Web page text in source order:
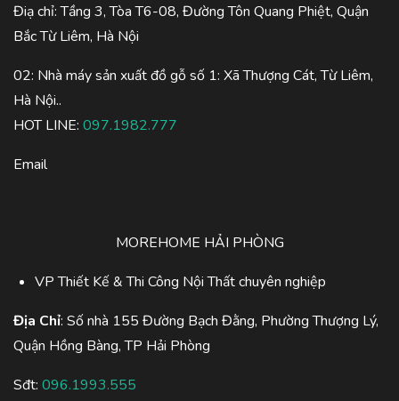
Điạ chỉ: Tầng 3, Tòa T6-08, Đường Tôn Quang Phiệt, Quận
Bắc Từ Liêm, Hà Nội
02: Nhà máy sản xuất đồ gỗ số 1: Xã Thượng Cát, Từ Liêm,
Hà Nội..
HOT LINE: 097.1982.777
Email
MOREHOME HẢI PHÒNG
VP Thiết Kế & Thi Công Nội Thất chuyên nghiệp
Địa Chỉ: Số nhà 155 Đường Bạch Đằng, Phường Thượng Lý,
Quận Hồng Bàng, TP Hải Phòng
Sđt: 096.1993.555